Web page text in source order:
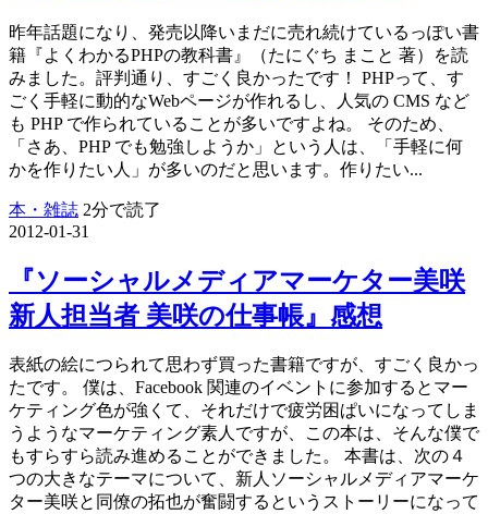
昨年話題になり、発売以降いまだに売れ続けているっぽい書
籍『よくわかるPHPの教科書』（たにぐち まこと 著）を読
みました。評判通り、すごく良かったです！ PHPって、す
ごく手軽に動的なWebページが作れるし、人気の CMS など
も PHP で作られていることが多いですよね。 そのため、
「さあ、PHP でも勉強しようか」という人は、「手軽に何
かを作りたい人」が多いのだと思います。作りたい...
本・雑誌 2分で読了
2012-01-31
『ソーシャルメディアマーケター美咲
新人担当者 美咲の仕事帳』感想
表紙の絵につられて思わず買った書籍ですが、すごく良かっ
たです。 僕は、Facebook 関連のイベントに参加するとマー
ケティング色が強くて、それだけで疲労困ぱいになってしま
うようなマーケティング素人ですが、この本は、そんな僕で
もすらすら読み進めることができました。 本書は、次の４
つの大きなテーマについて、新人ソーシャルメディアマーケ
ター美咲と同僚の拓也が奮闘するというストーリーになって